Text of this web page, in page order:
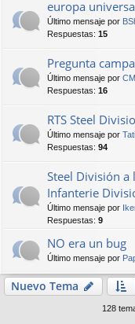
europa
Último mensaje por
Respuestas: 15
Pregunta
Último mensaje por CM
Respuestas: 16
RTS Steel
Último mensaje por
Respuestas: 94
Steel División a
Infanterie
Último mensaje por
Respuestas: 9
NO era un bug
Último mensaje por
Nuevo Tema
128